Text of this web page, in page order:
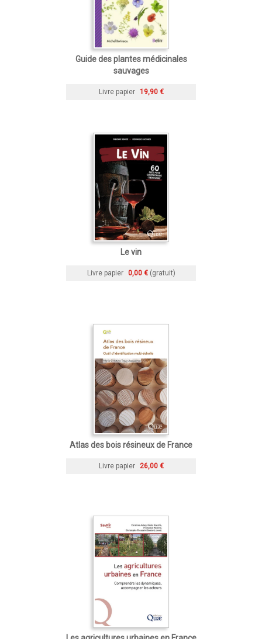
Guide des plantes médicinales
sauvages
Livre papier 19,90 €
Le vin
Livre papier 0,00 € (gratuit)
Atlas des bois résineux de France
Livre papier 26,00 €